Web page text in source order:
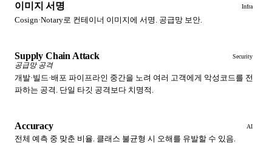
이미지 서명 Infra
Cosign·Notary로 컨테이너 이미지에 서명. 공급망 보안.
Supply Chain Attack Security
공급망 공격
개발·빌드·배포 파이프라인 중간을 노려 여러 고객에게 악성코드를 전
파하는 공격. 단일 타깃 공격보다 치명적.
Accuracy AI
전체 예측 중 맞춘 비율. 클래스 불균형 시 오해를 유발할 수 있음.